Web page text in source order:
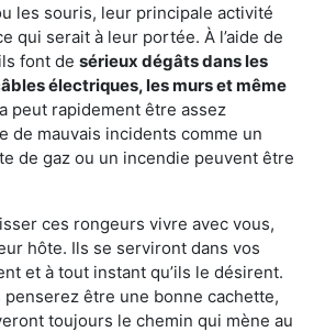
les souris, leur principale activité
qui serait à leur portée. À l’aide de
font de sérieux dégâts dans les
électriques, les murs et même
peut rapidement être assez
de mauvais incidents comme un
de gaz ou un incendie peuvent être
ces rongeurs vivre avec vous,
hôte. Ils se serviront dans vos
et à tout instant qu’ils le désirent.
être une bonne cachette,
toujours le chemin qui mène au